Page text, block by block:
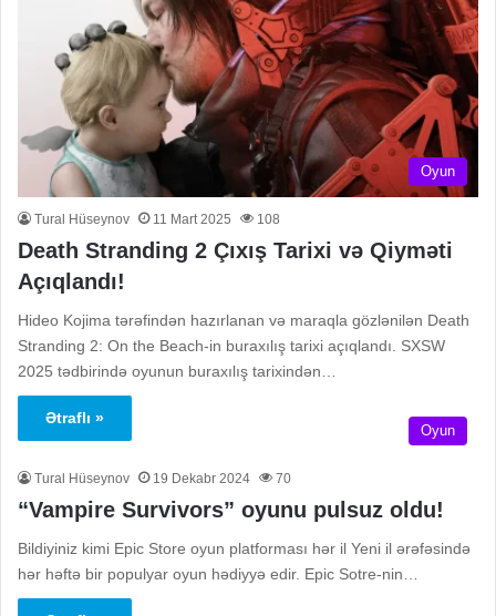
Oyun
Tural Hüseynov 11 Mart 2025 108
Death Stranding 2 Çıxış Tarixi və Qiyməti
Açıqlandı!
Hideo Kojima tərəfindən hazırlanan və maraqla gözlənilən Death
Stranding 2: On the Beach-in buraxılış tarixi açıqlandı. SXSW
2025 tədbirində oyunun buraxılış tarixindən…
Ətraflı »
Oyun
Tural Hüseynov 19 Dekabr 2024 70
“Vampire Survivors” oyunu pulsuz oldu!
Bildiyiniz kimi Epic Store oyun platforması hər il Yeni il ərəfəsində
hər həftə bir populyar oyun hədiyyə edir. Epic Sotre-nin…